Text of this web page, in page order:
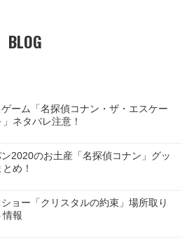
BLOG
ーム「名探偵コナン・ザ・エスケー
ネタバレ注意！
2020のお土産「名探偵コナン」グッ
め！
ョー「クリスタルの約束」場所取り
情報